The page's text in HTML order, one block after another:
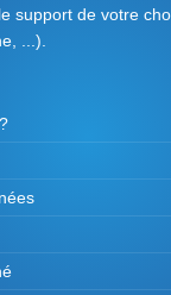
support de votre
...).